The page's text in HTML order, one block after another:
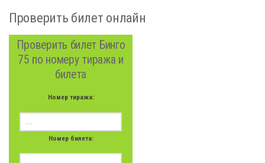
Проверить билет онлайн
Проверить билет Бинго
75 по номеру тиража и
билета
Номер тиража:
Номер билета: